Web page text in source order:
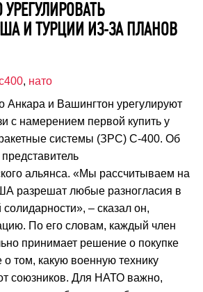
И ТУРЦИИ ИЗ-ЗА ПЛАНОВ
, нато
Анкара и Вашингтон урегулируют
с намерением первой купить у
системы (ЗРС) С-400. Об
альянса. «Мы рассчитываем на
разрешат любые разногласия в
– сказал он,
По его словам, каждый член
принимает решение о покупке
том, какую военную технику
союзников. Для НАТО важно,